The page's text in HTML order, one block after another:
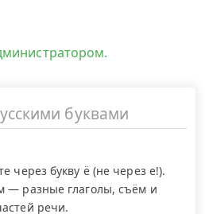
через букву ё (не через е!).
— разные глаголы, съём и
речи.